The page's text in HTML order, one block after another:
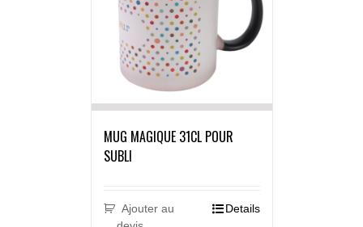
MUG MAGIQUE 31CL POUR
SUBLI
Ajouter au
Details